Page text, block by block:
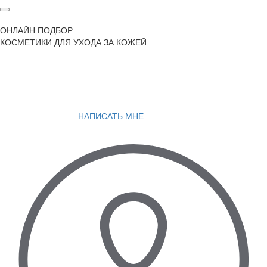
ОНЛАЙН ПОДБОР
КОСМЕТИКИ ДЛЯ УХОДА ЗА КОЖЕЙ
НАПИСАТЬ МНЕ